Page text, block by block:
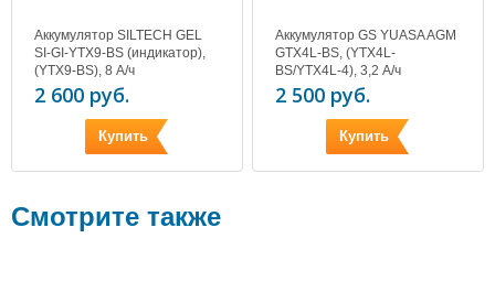
Аккумулятор SILTECH GEL
SI-GI-YTX9-BS (индикатор),
(YTX9-BS), 8 А/ч
2 600 руб.
Купить
Аккумулятор GS YUASA AGM
GTX4L-BS, (YTX4L-
BS/YTX4L-4), 3,2 А/ч
2 500 руб.
Купить
Смотрите также